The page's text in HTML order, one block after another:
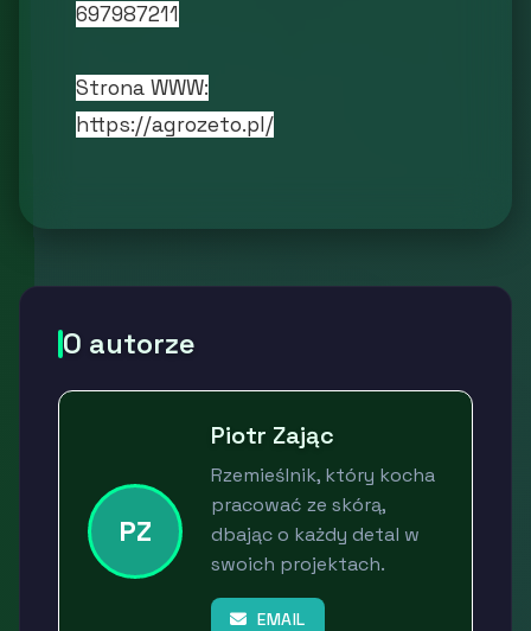
697987211
Strona WWW:
https://agrozeto.pl/
O autorze
PZ
Piotr Zając
Rzemieślnik, który kocha
pracować ze skórą,
dbając o każdy detal w
swoich projektach.
EMAIL